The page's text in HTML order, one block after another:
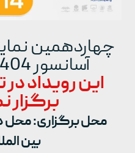
چهاردهمین
آسانسور 1404 |
این رویداد در
برگزار
محل برگزاری: محل
بین